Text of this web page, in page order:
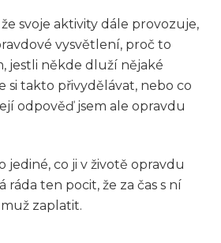
svoje aktivity dále provozuje,
vysvětlení, proč to
jestli někde dluží nějaké
si takto přivydělávat, nebo co
odpověď jsem ale opravdu
jediné, co ji v životě opravdu
ráda ten pocit, že za čas s ní
zaplatit.